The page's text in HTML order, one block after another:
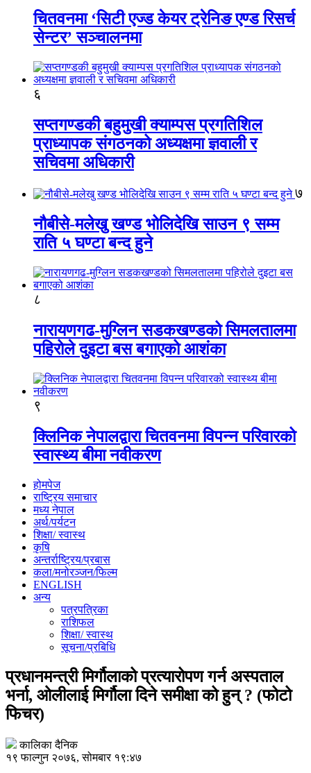
चितवनमा ‘सिटी एज्ड केयर ट्रेनिङ एण्ड रिसर्च
सेन्टर’ सञ्चालनमा
६
सप्तगण्डकी बहुमुखी क्याम्पस प्रगतिशिल
प्राध्यापक संगठनको अध्यक्षमा ज्ञवाली र
सचिवमा अधिकारी
७
नौबीसे-मलेखु खण्ड भोलिदेखि साउन ९ सम्म
राति ५ घण्टा बन्द हुने
८
नारायणगढ-मुग्लिन सडकखण्डको सिमलतालमा
पहिरोले दुइटा बस बगाएको आशंका
९
क्लिनिक नेपालद्वारा चितवनमा विपन्न परिवारको
स्वास्थ्य बीमा नवीकरण
होमपेज
राष्ट्रिय समाचार
मध्य नेपाल
अर्थ/पर्यटन
शिक्षा/ स्वास्थ
कृषि
अन्तर्राष्ट्रिय/प्रबास
कला/मनोरञ्जन/फिल्म
ENGLISH
अन्य
पत्रपत्रिका
राशिफल
शिक्षा/ स्वास्थ
सूचना/प्रबिधि
प्रधानमन्त्री मिर्गौलाको प्रत्यारोपण गर्न अस्पताल
भर्ना, ओलीलाई मिर्गौला दिने समीक्षा को हुन् ? (फोटो
फिचर)
कालिका दैनिक
१९ फाल्गुन २०७६, सोमबार १९:४७